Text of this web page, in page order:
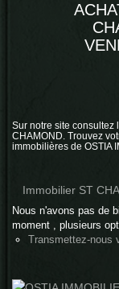
Sur notre site consultez
CHAMOND. Trouvez
immobilières de OSTIA
Immobilier ST
Nous n'avons pas de
moment , plusieurs
Transmettez-nous